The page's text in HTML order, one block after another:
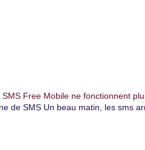
SMS Free Mobile ne fonctionnent
de SMS Un beau matin, les sms